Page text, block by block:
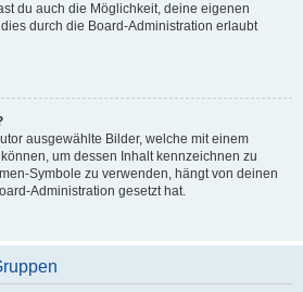
du auch die Möglichkeit, deine eigenen
durch die Board-Administration erlaubt
ausgewählte Bilder, welche mit einem
um dessen Inhalt kennzeichnen zu
Symbole zu verwenden, hängt von deinen
Administration gesetzt hat.